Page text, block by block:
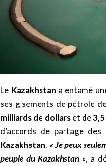
Le Kazakhstan a entamé
ses gisements de pétrole de
milliards de dollarset de
d’accords de partage
Kazakhstan. « Je peux
peuple du Kazakhstan », a